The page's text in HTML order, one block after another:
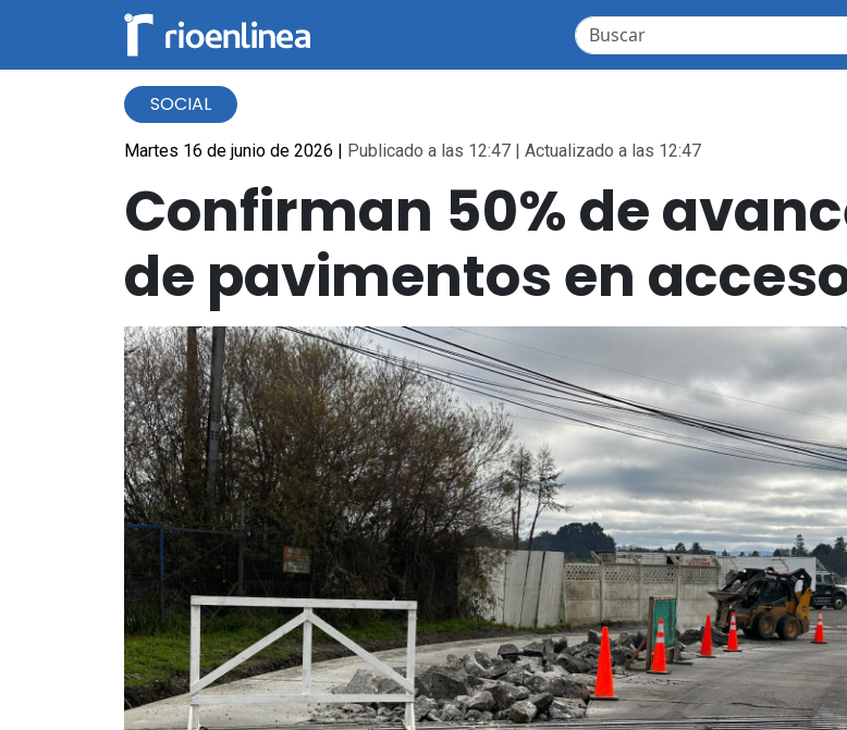
SOCIAL
Martes 16 de junio de 2026 | Publicado a las 12:47 | Actualizado a las 12:47
Confirman 50% de
de pavimentos en